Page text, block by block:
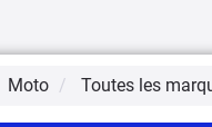
Moto Toutes les